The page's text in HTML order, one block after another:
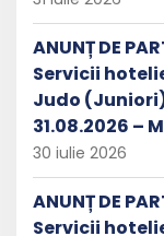
ANUNȚ DE
Servicii
Judo
31.08.2026 –
30 iulie 2026
ANUNȚ DE
Servicii